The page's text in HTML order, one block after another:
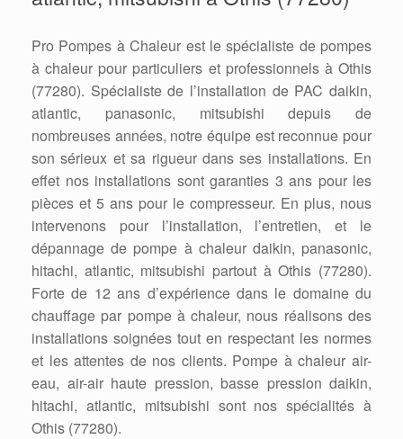
Pro Pompes à Chaleur est le spécialiste de pompes
à chaleur pour particuliers et professionnels à Othis
(77280). Spécialiste de l’installation de PAC daikin,
atlantic, panasonic, mitsubishi depuis de
nombreuses années, notre équipe est reconnue pour
son sérieux et sa rigueur dans ses installations. En
effet nos installations sont garanties 3 ans pour les
pièces et 5 ans pour le compresseur. En plus, nous
intervenons pour l’installation, l’entretien, et le
dépannage de pompe à chaleur daikin, panasonic,
hitachi, atlantic, mitsubishi partout à Othis (77280).
Forte de 12 ans d’expérience dans le domaine du
chauffage par pompe à chaleur, nous réalisons des
installations soignées tout en respectant les normes
et les attentes de nos clients. Pompe à chaleur air-
eau, air-air haute pression, basse pression daikin,
hitachi, atlantic, mitsubishi sont nos spécialités à
Othis (77280).